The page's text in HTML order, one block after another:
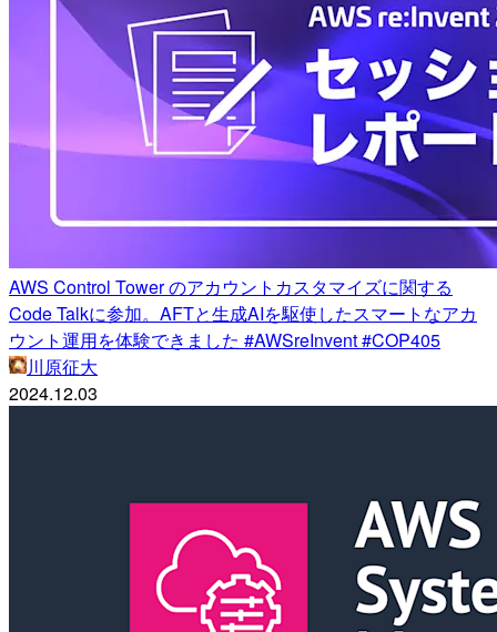
AWS Control Tower のアカウントカスタマイズに関する
Code Talkに参加。AFTと生成AIを駆使したスマートなアカ
ウント運用を体験できました #AWSreInvent #COP405
川原征大
2024.12.03